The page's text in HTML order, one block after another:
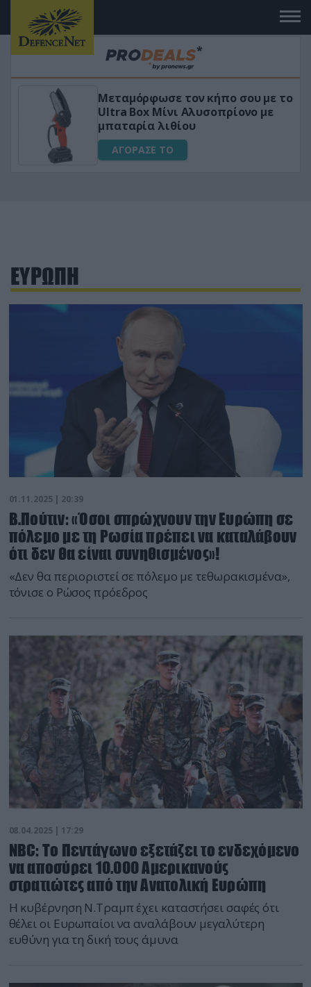
Μεταμόρφωσε τον κήπο σου με το
Ultra Box Μίνι Αλυσοπρίονο με
μπαταρία λιθίου
ΑΓΟΡΑΣΕ ΤΟ
ΕΥΡΩΠΗ
01.11.2025 | 20:39
Β.Πούτιν: «Όσοι σπρώχνουν την Ευρώπη σε
πόλεμο με τη Ρωσία πρέπει να καταλάβουν
ότι δεν θα είναι συνηθισμένος»!
«Δεν θα περιοριστεί σε πόλεμο με τεθωρακισμένα»,
τόνισε ο Ρώσος πρόεδρος
08.04.2025 | 17:29
NBC: Το Πεντάγωνο εξετάζει το ενδεχόμενο
να αποσύρει 10.000 Αμερικανούς
στρατιώτες από την Ανατολική Ευρώπη
Η κυβέρνηση Ν.Τραμπ έχει καταστήσει σαφές ότι
θέλει οι Ευρωπαίοι να αναλάβουν μεγαλύτερη
ευθύνη για τη δική τους άμυνα